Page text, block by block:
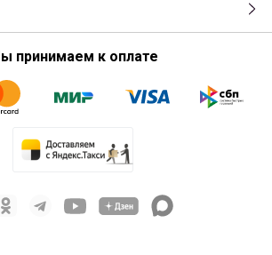
принимаем к оплате